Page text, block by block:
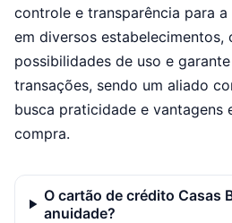
controle e transparência para
em diversos estabelecimentos,
possibilidades de uso e
transações, sendo um aliado
busca praticidade e vantagens
compra.
O cartão de crédito Casas
anuidade?